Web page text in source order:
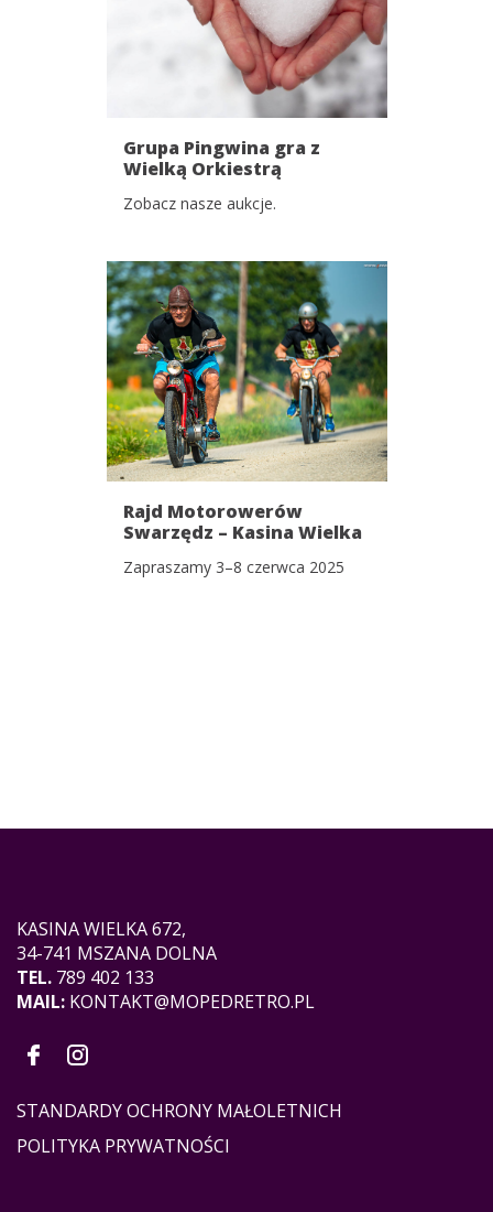
Grupa Pingwina gra z
Wielką Orkiestrą
Zobacz nasze aukcje.
Rajd Motorowerów
Swarzędz – Kasina Wielka
Motoryzacyjny!
Zapraszamy 3–8 czerwca 2025
KASINA WIELKA 672,
34-741 MSZANA DOLNA
TEL. 789 402 133
MAIL: KONTAKT@MOPEDRETRO.PL
STANDARDY OCHRONY MAŁOLETNICH
POLITYKA PRYWATNOŚCI